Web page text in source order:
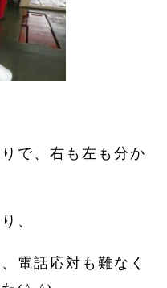
で、右も左も分か
、
電話応対も難なく